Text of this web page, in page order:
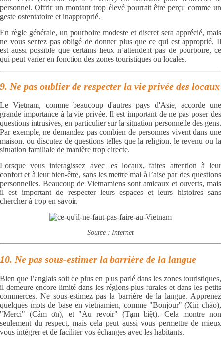
personnel. Offrir un montant trop élevé pourrait être perçu comme un
geste ostentatoire et inapproprié.
En règle générale, un pourboire modeste et discret sera apprécié, mais
ne vous sentez pas obligé de donner plus que ce qui est approprié. Il
est aussi possible que certains lieux n’attendent pas de pourboire, ce
qui peut varier en fonction des zones touristiques ou locales.
9. Ne pas oublier de respecter la vie privée des locaux
Le Vietnam, comme beaucoup d'autres pays d'Asie, accorde une
grande importance à la vie privée. Il est important de ne pas poser des
questions intrusives, en particulier sur la situation personnelle des gens.
Par exemple, ne demandez pas combien de personnes vivent dans une
maison, ou discutez de questions telles que la religion, le revenu ou la
situation familiale de manière trop directe.
Lorsque vous interagissez avec les locaux, faites attention à leur
confort et à leur bien-être, sans les mettre mal à l’aise par des questions
personnelles. Beaucoup de Vietnamiens sont amicaux et ouverts, mais
il est important de respecter leurs espaces et leurs histoires sans
chercher à trop en savoir.
Source : Internet
10. Ne pas sous-estimer la barrière de la langue
Bien que l’anglais soit de plus en plus parlé dans les zones touristiques,
il demeure encore limité dans les régions plus rurales et dans les petits
commerces. Ne sous-estimez pas la barrière de la langue. Apprenez
quelques mots de base en vietnamien, comme "Bonjour" (Xin chào),
"Merci" (Cảm ơn), et "Au revoir" (Tạm biệt). Cela montre non
seulement du respect, mais cela peut aussi vous permettre de mieux
vous intégrer et de faciliter vos échanges avec les habitants.